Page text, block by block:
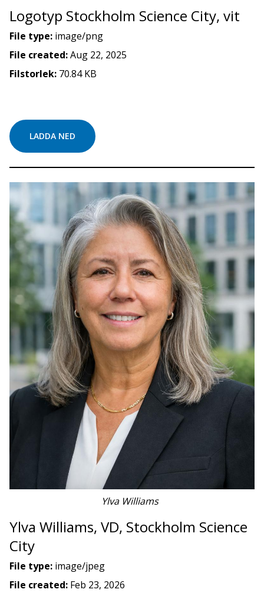
Logotyp Stockholm Science City, vit
File type: image/png
File created:Aug 22, 2025
Filstorlek: 70.84 KB
LADDA NED
Ylva Williams
Ylva Williams, VD, Stockholm Science
City
File type: image/jpeg
File created: Feb 23, 2026